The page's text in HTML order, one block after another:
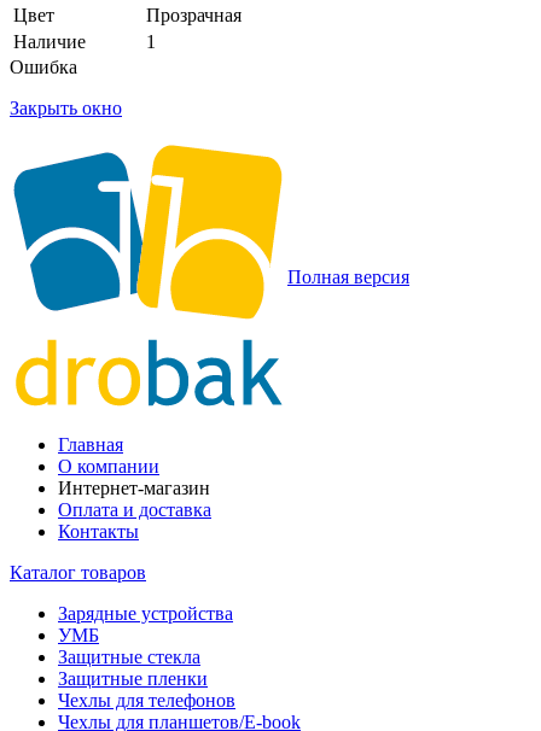
Цвет
Прозрачная
Наличие
1
Ошибка
Закрыть окно
Полная версия
Главная
О компании
Интернет-магазин
Оплата и доставка
Контакты
Каталог товаров
Зарядные устройства
УМБ
Защитные стекла
Защитные пленки
Чехлы для телефонов
Чехлы для планшетов/E-book